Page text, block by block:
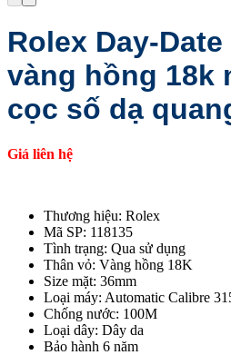
Rolex Day-Date
vàng hồng 18k
cọc số dạ
Giá liên hệ
Thương hiệu: Rolex
Mã SP: 118135
Tình trạng: Qua sử dụng
Thân vỏ: Vàng hồng 18K
Size mặt: 36mm
Loại máy: Automatic Calibre
Chống nước: 100M
Loại dây: Dây da
Bảo hành 6 năm